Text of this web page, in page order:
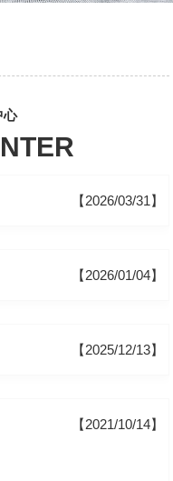
心
【2026/03/31】
【2026/01/04】
【2025/12/13】
【2021/10/14】